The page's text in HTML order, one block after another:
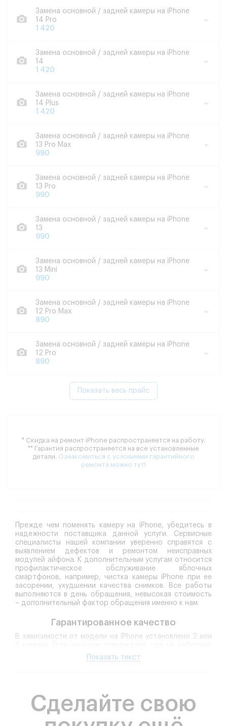
Замена основной / задней камеры на iPhone
14 Pro
1 420
Замена основной / задней камеры на iPhone
14
1 420
Замена основной / задней камеры на iPhone
14 Plus
1 420
Замена основной / задней камеры на iPhone
13 Pro Max
990
Замена основной / задней камеры на iPhone
13 Pro
990
Замена основной / задней камеры на iPhone
13
990
Замена основной / задней камеры на iPhone
13 Mini
990
Замена основной / задней камеры на iPhone
12 Pro Max
890
Замена основной / задней камеры на iPhone
12 Pro
890
Показать весь прайс
* Скидка на ремонт iPhone распространяется на работу.
** Гарантия распространяется на все установленные
детали. Ознакомиться с условиями гарантийного
ремонта можно тут!
Прежде чем поменять камеру на iPhone, убедитесь в
надежности поставщика данной услуги. Сервисные
специалисты нашей компании уверенно справятся с
выявлением дефектов и ремонтом неисправных
модулей айфона. К дополнительным услугам относится
профилактическое обслуживание яблочных
смартфонов, например, чистка камеры iPhone при ее
засорении, ухудшении качества снимков. Все работы
выполняются в день обращения, невысокая стоимость
– дополнительный фактор обращения именно к нам.
Гарантированное качество
В зависимости от модели на iPhone установлено 2 или
камера на айфоне, логично уточнить, какая именно:
фронтальная или основная. В некоторых случаях
Симптомы неисправностей
неявные, скрытые. Чтобы понять, что не работает
камера и вспышка, они не обязательно должны
быть разбиты. Например, корпус греется в
Показать текст
Сделайте свою